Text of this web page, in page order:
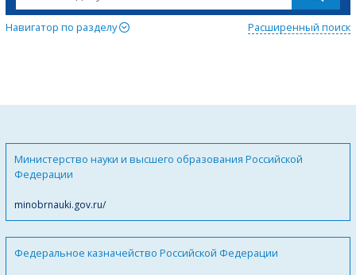
Навигатор по разделу Расширенный поиск
Министерство науки и высшего образования Российской
Федерации
minobrnauki.gov.ru/
Федеральное казначейство Российской Федерации